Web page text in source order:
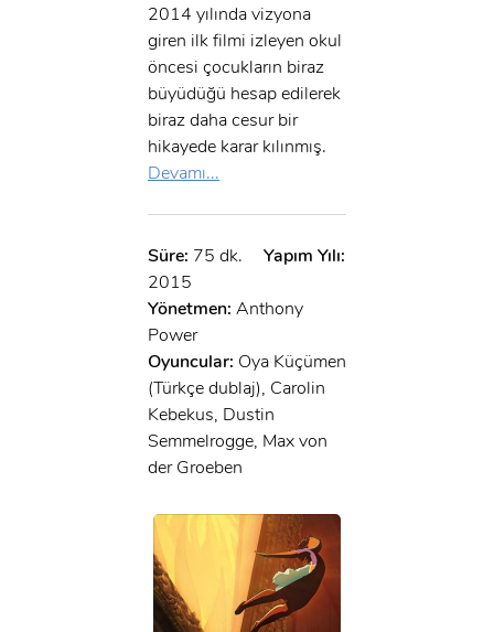
2014 yılında vizyona
giren ilk filmi izleyen okul
öncesi çocukların biraz
büyüdüğü hesap edilerek
biraz daha cesur bir
hikayede karar kılınmış.
Devamı...
Süre: 75 dk.
Yapım Yılı:
2015
Yönetmen: Anthony
Power
Oyuncular: Oya Küçümen
(Türkçe dublaj), Carolin
Kebekus, Dustin
Semmelrogge, Max von
der Groeben